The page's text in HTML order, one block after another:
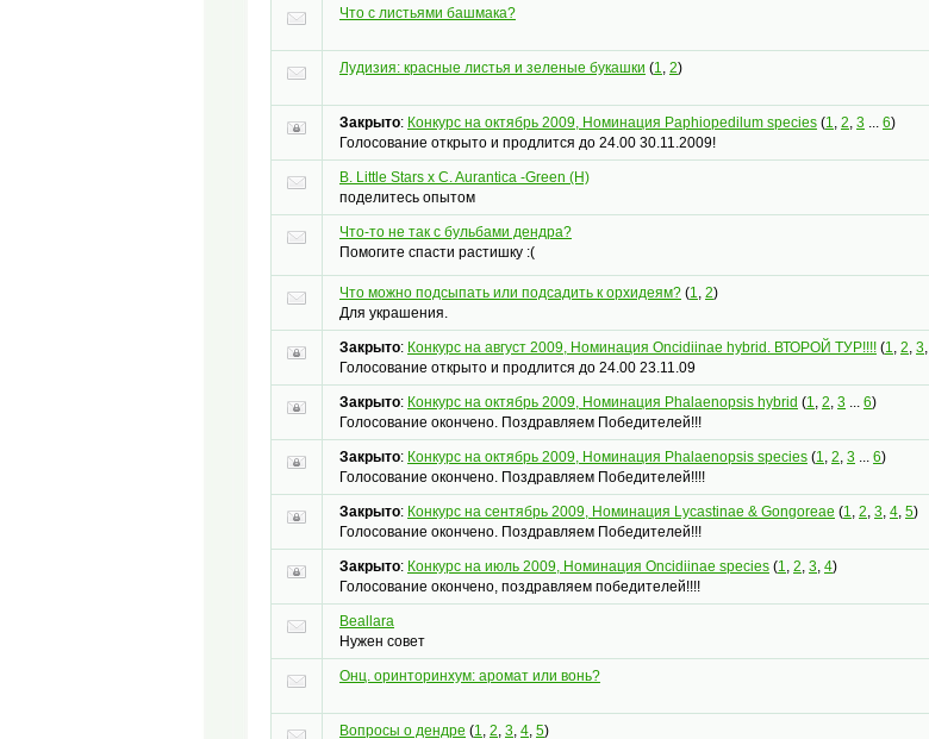
Что с листьями башмака?
Лудизия: красные листья и зеленые букашки (1, 2)
Закрыто: Конкурс на октябрь 2009, Номинация Paphiopedilum speсies (1, 2, 3 ... 6)
Голосование открыто и продлится до 24.00 30.11.2009!
B. Little Stars x C. Aurantica -Green (H)
поделитесь опытом
Что-то не так с бульбами дендра?
Помогите спасти растишку :(
Что можно подсыпать или подсадить к орхидеям? (1, 2)
Для украшения.
Закрыто: Конкурс на август 2009, Номинация Oncidiinae hybrid. ВТОРОЙ ТУР!!!! (1, 2, 3,
Голосование открыто и продлится до 24.00 23.11.09
Закрыто: Конкурс на октябрь 2009, Номинация Phalaenopsis hybrid (1, 2, 3 ... 6)
Голосование окончено. Поздравляем Победителей!!!
Закрыто: Конкурс на октябрь 2009, Номинация Phalaenopsis speсies (1, 2, 3 ... 6)
Голосование окончено. Поздравляем Победителей!!!!
Закрыто: Конкурс на сентябрь 2009, Номинация Lycastinae & Gongoreae (1, 2, 3, 4, 5)
Голосование окончено. Поздравляем Победителей!!!
Закрыто: Конкурс на июль 2009, Номинация Oncidiinae species (1, 2, 3, 4)
Голосование окончено, поздравляем победителей!!!!
Beallara
Нужен совет
Онц. оринторинхум: аромат или вонь?
Вопросы о дендре (1, 2, 3, 4, 5)